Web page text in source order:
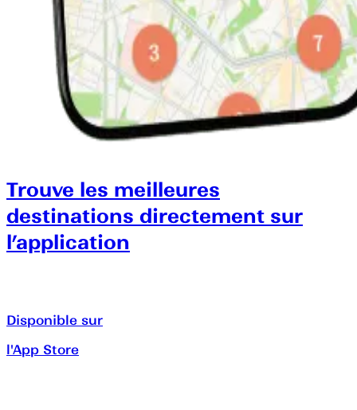
Trouve les meilleures
destinations directement sur
l’application
Disponible sur
l'App Store